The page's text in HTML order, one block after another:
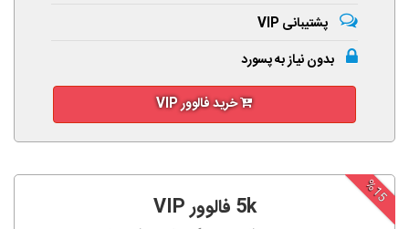
پشتیبانی VIP
بدون نیاز به پسورد
خرید فالوور VIP
%15
5k فالوور VIP